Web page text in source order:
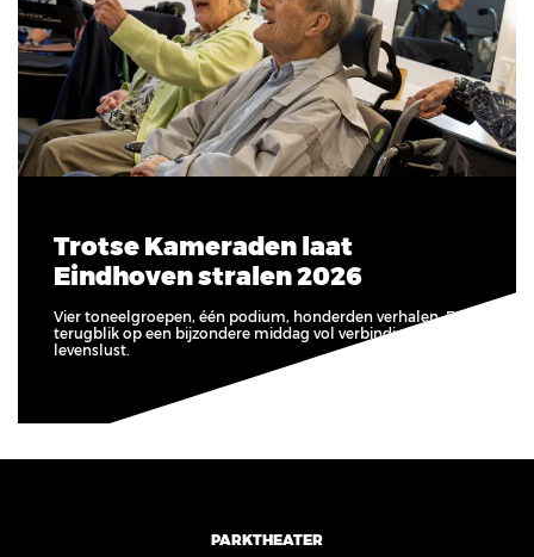
Trotse Kameraden laat
Eindhoven stralen 2026
Vier toneelgroepen, één podium, honderden verhalen. Een
terugblik op een bijzondere middag vol verbinding, lef en
levenslust.
PARKTHEATER